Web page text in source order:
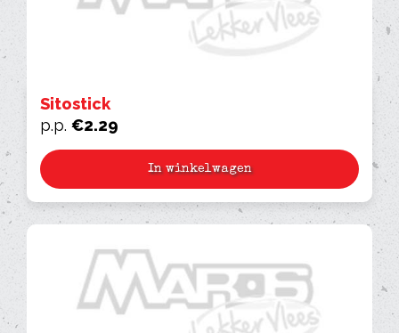
Sitostick
p.p. €2.29
In winkelwagen